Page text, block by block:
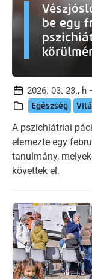
be egy
2026. 03. 23., h
Egészség
A pszichiátriai
elemezte egy
tanulmány,
követtek el.